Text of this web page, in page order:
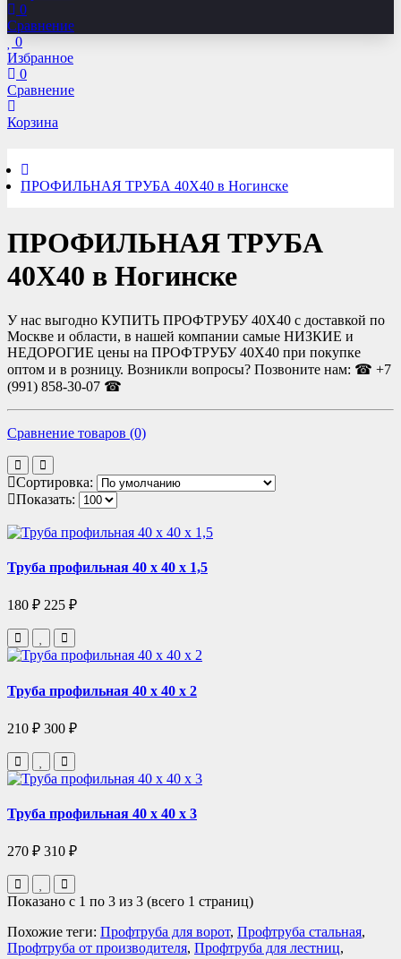
0
Сравнение
0
Избранное
0
Сравнение
Корзина
ПРОФИЛЬНАЯ ТРУБА 40Х40 в Ногинске
ПРОФИЛЬНАЯ ТРУБА
40Х40 в Ногинске
У нас выгодно КУПИТЬ ПРОФТРУБУ 40Х40 с доставкой по
Москве и области, в нашей компании самые НИЗКИЕ и
НЕДОРОГИЕ цены на ПРОФТРУБУ 40Х40 при покупке
оптом и в розницу. Возникли вопросы? Позвоните нам: ☎ +7
(991) 858-30-07 ☎
Сравнение товаров (0)
Сортировка:
Показать:
Труба профильная 40 х 40 х 1,5
180 ₽ 225 ₽
Труба профильная 40 х 40 х 2
210 ₽ 300 ₽
Труба профильная 40 х 40 х 3
270 ₽ 310 ₽
Показано с 1 по 3 из 3 (всего 1 страниц)
Похожие теги: Профтруба для ворот, Профтруба стальная,
Профтруба от производителя, Профтруба для лестниц,